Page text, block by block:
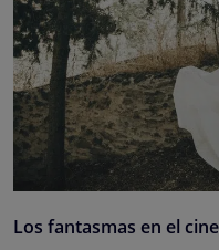
Los fantasmas en el